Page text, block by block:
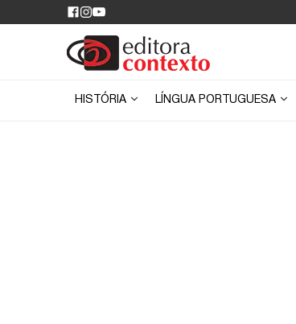
HISTÓRIA LÍNGUA PORTUGUESA